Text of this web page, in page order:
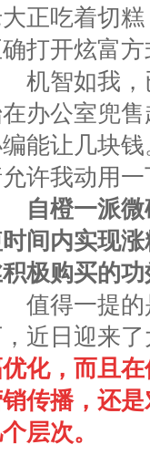
正吃着切
打开炫富
智如我，
办公室兜
能让几块
许我动用一
自橙一派
间内实现
极购买的
得一提的
近日迎来
化，而且
传播，还
层次。